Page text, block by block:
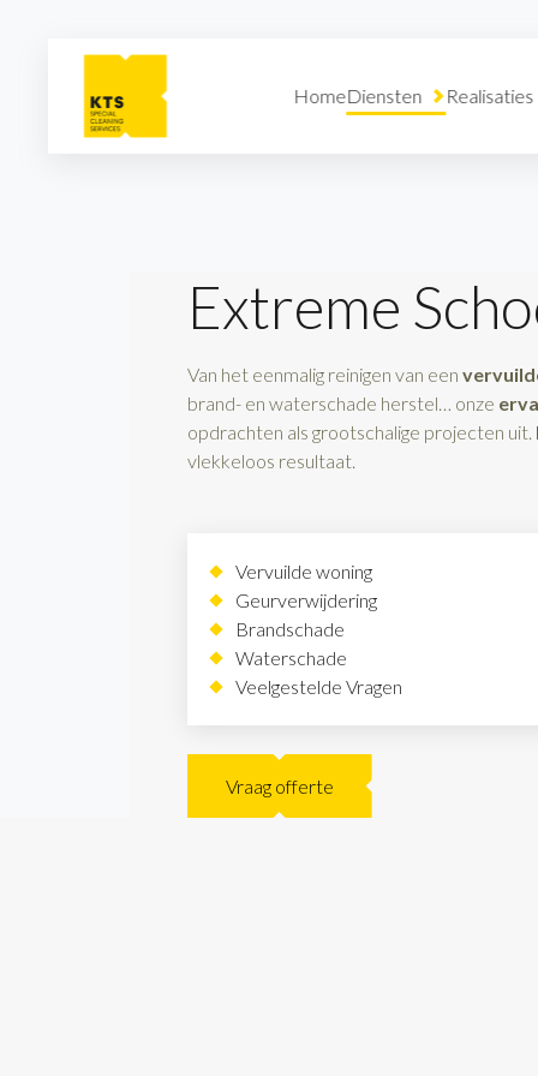
HomeDiensten Realisaties
Extreme
Van het eenmalig reinigen van een
brand- en waterschade herstel… onze
opdrachten als grootschalige projecten uit.
vlekkeloos resultaat.
Vraag offerte
Vervuilde woning
Geurverwijdering
Brandschade
Waterschade
Veelgestelde Vragen